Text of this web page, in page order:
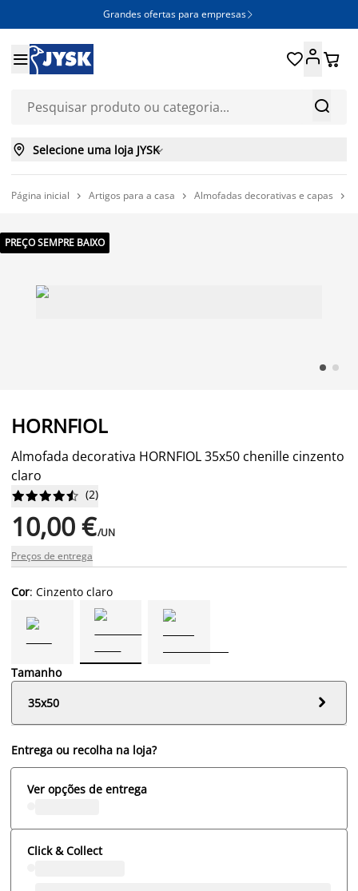
Grandes ofertas para empresas 


 
 Selecione uma loja JYSK
Página inicial  Artigos para a casa  Almofadas decorativas e capas 
PREÇO SEMPRE BAIXO
HORNFIOL
Almofada decorativa HORNFIOL 35x50 chenille cinzento
claro





 (2)
10,00 €/UN
Preços de entrega
Cor: Cinzento claro
Tamanho
35x50

Entrega ou recolha na loja?
Ver opções de entrega
Click & Collect